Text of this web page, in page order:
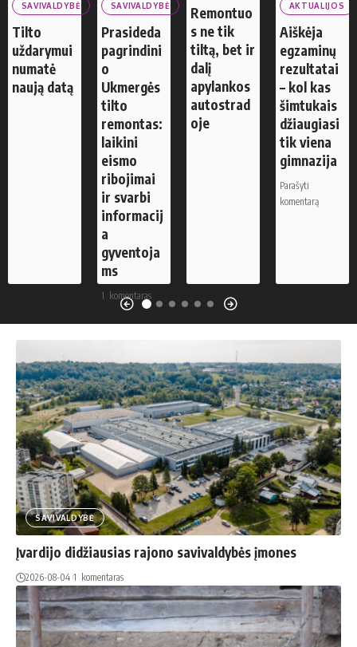
SAVIVALDYBĖ
Tilto
uždarymui
numatė
naują datą
SAVIVALDYBĖ
Prasideda
pagrindini
o
Ukmergės
tilto
remontas:
laikini
eismo
ribojimai
ir svarbi
informacij
a
gyventoja
ms
1 komentaras
Remontuo
s ne tik
tiltą, bet ir
dalį
apylankos
autostrad
oje
AKTUALIJOS
Aiškėja
egzaminų
rezultatai
– kol kas
šimtukais
džiaugiasi
tik viena
gimnazija
Parašyti
komentarą
SAVIVALDYBĖ
Įvardijo didžiausias rajono savivaldybės įmones
2026-08-04 1 komentaras